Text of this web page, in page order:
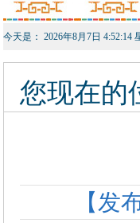
今天是： 2026年8月7日 4:52:15
您现在的
【发